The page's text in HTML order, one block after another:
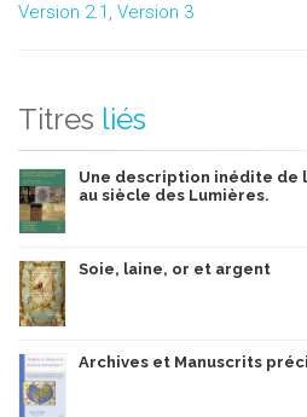
Version 2.1 , Version 3
Titres liés
Une description inédite de
au siècle des Lumières.
Soie, laine, or et argent
Archives et Manuscrits